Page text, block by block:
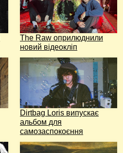
The Raw оприлюднили
новий відеокліп
Dirtbag Loris випускає
альбом для
самозаспокоєння